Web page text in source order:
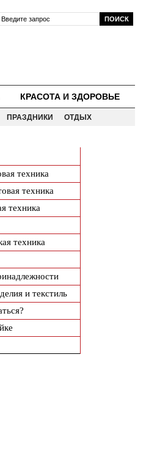
КРАСОТА И ЗДОРОВЬЕ
ПРАЗДНИКИ ОТДЫХ
техника
техника
техника
техника
и текстиль